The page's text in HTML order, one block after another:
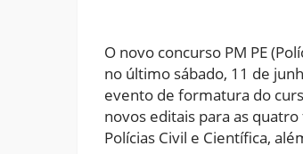
O novo concurso PM PE
no último sábado, 11 de
evento de formatura do
novos editais para as
Polícias Civil e Científica,